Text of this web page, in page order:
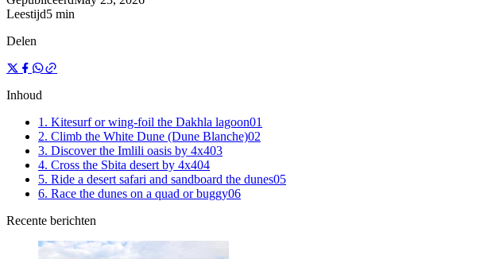
Leestijd5 min
Delen
Inhoud
1. Kitesurf or wing-foil the Dakhla lagoon01
2. Climb the White Dune (Dune Blanche)02
3. Discover the Imlili oasis by 4x403
4. Cross the Sbita desert by 4x404
5. Ride a desert safari and sandboard the dunes05
6. Race the dunes on a quad or buggy06
Recente berichten